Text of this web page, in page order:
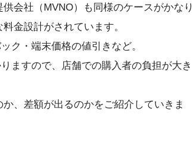
会社（MVNO）も同様のケースがかなり
金設計がされています。
ク・端末価格の値引きなど。
ますので、店舗での購入者の負担が大き
、差額が出るのかをご紹介していきま